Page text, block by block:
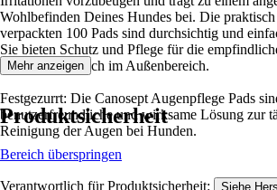
Wohlbefinden Deines Hundes bei. Die
verpackten 100 Pads sind durchsichtig und
Sie bieten Schutz und Pflege für die
im Innen- als auch im Außenbereich.
Festgezurrt: Die Canosept Augenpflege Pads
benutzerfreundliche und wirksame Lösung zur
Reinigung der Augen bei Hunden.
Mehr anzeigen
Produktsicherheit
Bereich überspringen
Verantwortlich für Produktsicherheit: Siehe